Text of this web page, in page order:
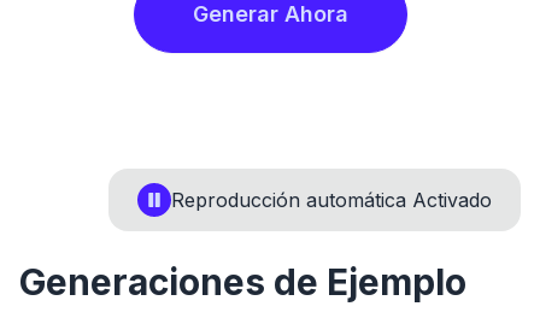
Generar Ahora
Reproducción automática Activado
Generaciones de Ejemplo